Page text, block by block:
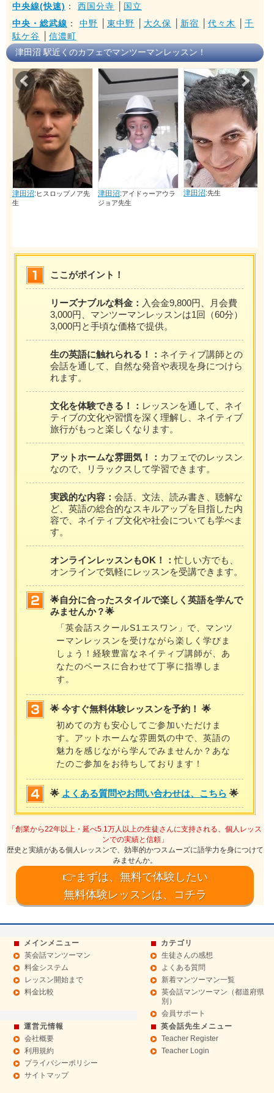
中央線(快速) ： 西国分寺
国立
中央・総武線 ： 中野 東中野 大久保 新宿 代々木
千
駄ケ谷
信濃町
津田沼 駅近くのカフェでマンツーマンレッスン！
津田沼:ヒスロップノア先
津田沼:アイドゥーアウラ
ジョア先生
津田沼:先生
Prev
ここがポイント！
リーズナブルな料金： 入会金9,800円、月会費
3,000円、マンツーマンレッスンは1回（60分）
3,000円と手頃な価格で提供。
生の英語に触れられる！： ネイティブ講師との
会話を通して、自然な発音や表現を身につけら
れます。
文化を体験できる！： レッスンを通して、ネイ
ティブの文化や習慣を深く理解し、ネイティブ
旅行がもっと楽しくなります。
アットホームな雰囲気！： カフェでのレッスン
なので、リラックスして学習できます。
実践的な内容： 会話、文法、読み書き、聴解な
ど、英語の総合的なスキルアップを目指した内
容で、ネイティブ文化や社会についても学べま
す。
オンラインレッスンもOK！：忙しい方でも、
オンラインで気軽にレッスンを受講できます。
🌟自分に合ったスタイルで楽しく英語を学んで
みませんか？🌟
「英会話スクールS1エスワン」で、マンツ
ーマンレッスンを受けながら楽しく学びま
しょう！経験豊富なネイティブ講師が、あ
なたのペースに合わせて丁寧に指導しま
す。
🌟 今すぐ無料体験レッスンを予約！ 🌟
初めての方も安心してご参加いただけま
す。アットホームな雰囲気の中で、英語の
魅力を感じながら学んでみませんか？あな
たのご参加をお待ちしております！
🌟 よくある質問やお問い合わせは、こちら 🌟
「創業から22年以上・延べ5.1万人以上の生徒さんに支持される、個人レッス
ンでの実績と信頼」
歴史と実績がある個人レッスンで、効率的かつスムーズに語学力を身につけて
みませんか。
👉まずは、無料で体験したい
無料体験レッスンは、コチラ
メインメニュー
英会話マンツーマン
料金システム
レッスン開始まで
料金比較
カテゴリ
生徒さんの感想
よくある質問
新着マンツーマン一覧
英会話マンツーマン（都道府県
別）
会員サポート
運営元情報
会社概要
利用規約
プライバシーポリシー
サイトマップ
英会話先生メニュー
Teacher Register
Teacher Login